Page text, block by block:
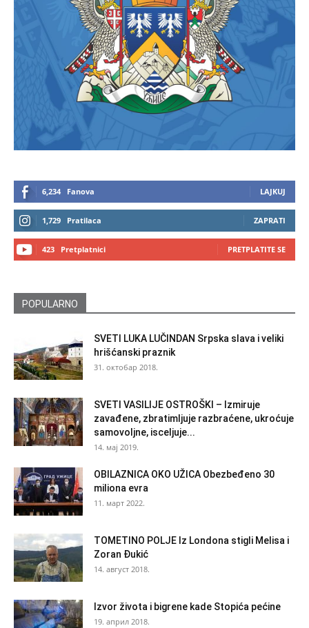
6,234 Fanova LAJKUJ
1,729 Pratilaca ZAPRATI
423 Pretplatnici PRETPLATITE SE
POPULARNO
SVETI LUKA LUČINDAN Srpska slava i veliki
hrišćanski praznik
31. октобар 2018.
SVETI VASILIJE OSTROŠKI – Izmiruje
zavađene, zbratimljuje razbraćene, ukroćuje
samovoljne, isceljuje...
14. мај 2019.
OBILAZNICA OKO UŽICA Obezbeđeno 30
miliona evra
11. март 2022.
TOMETINO POLJE Iz Londona stigli Melisa i
Zoran Đukić
14. август 2018.
Izvor života i bigrene kade Stopića pećine
19. април 2018.